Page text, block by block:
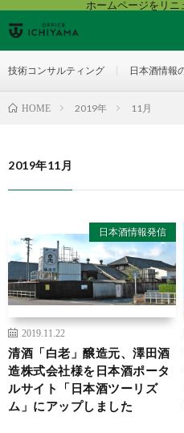
ホームページをリニ
技術コンサルティング 日本酒情報
HOME 2019年 11月
2019年11月
日本酒情報発信
2019.11.22
清酒「白老」醸造元、澤田酒
造株式会社様を日本酒ポータ
ルサイト「日本酒ツーリズ
ム」にアップしました